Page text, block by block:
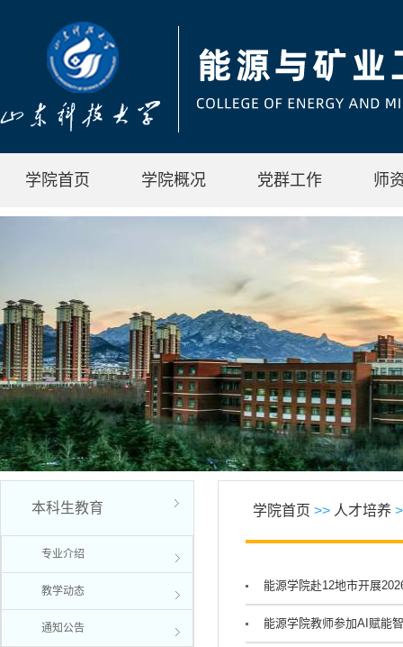
学院首页 学院概况 党群工作 师
本科生教育
专业介绍
教学动态
通知公告
学院首页 >> 人才培养
能源学院赴12地市开展
能源学院教师参加AI赋能